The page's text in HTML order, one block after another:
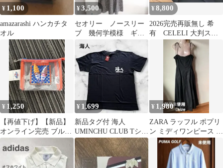
¥ 1,100
amazarashi ハンカチタ
オル
¥3,500
セオリー ノースリー
ブ 幾何学模様 ギャ
ザーワンピースAライ
¥8,800
2026完売再販無し 希
有 CELELI 大判スカ
ーフ BLACK
¥ 1,250
【再値下げ】【新品】
オンライン完売 ブルー
シール BLUESEAL ク
リアポーチ
¥ 1,699
新品タグ付 海人
UMINCHU CLUB Tシャ
ツ 黒 L 沖縄 完売品
¥ 1,980
ZARA ラッフル ポプリ
ン ミディワンピース 黒
L 新品 キャミワンピ